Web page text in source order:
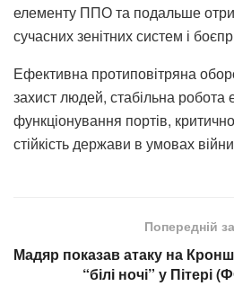
елементу ППО та подальше
сучасних зенітних систем і
Ефективна протиповітряна
захист людей, стабільна робота
функціонування портів,
стійкість держави в умовах
Попередній
Мадяр показав атаку на
“білі ночі” у Пітері